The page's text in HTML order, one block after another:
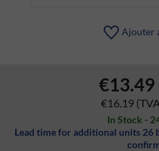
Ajouter
€13.49
€16.19
In Stock -
Lead time for additional units 26